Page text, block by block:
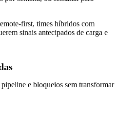
first, times híbridos com
sinais antecipados de carga e
e bloqueios sem transformar